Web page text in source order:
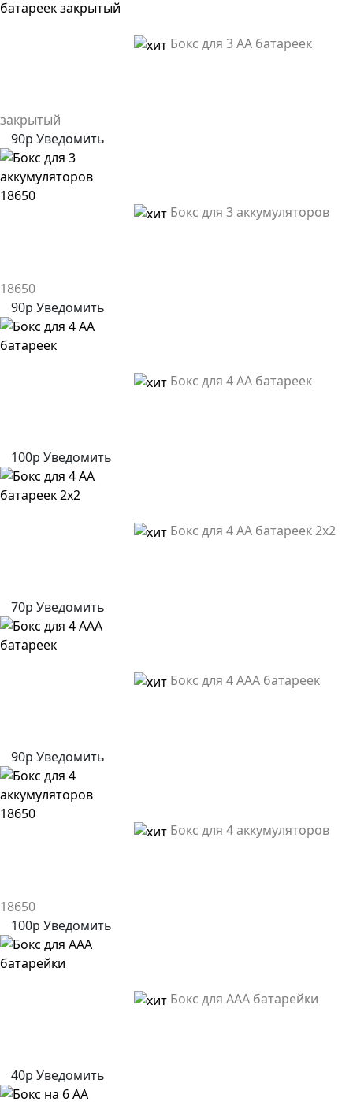
Бокс для 3 AA батареек
закрытый
90р Уведомить
Бокс для 3 аккумуляторов
18650
90р Уведомить
Бокс для 4 AA батареек
100р Уведомить
Бокс для 4 AA батареек 2x2
70р Уведомить
Бокс для 4 AAA батареек
90р Уведомить
Бокс для 4 аккумуляторов
18650
100р Уведомить
Бокс для AAA батарейки
40р Уведомить